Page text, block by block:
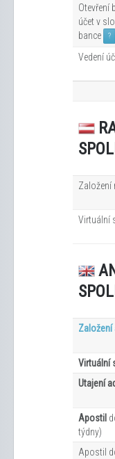
Otevření
účet v
bance
?
Vedení
Založení
Virtuální
Založení
Virtuální
Utajení
Apostil
týdny)
Apostil